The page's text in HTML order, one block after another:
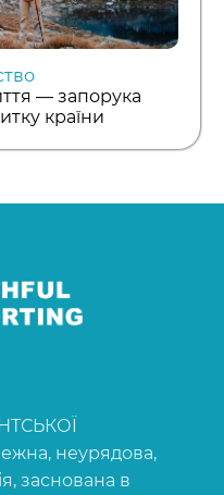
— запорука
країни
неурядова,
заснована в